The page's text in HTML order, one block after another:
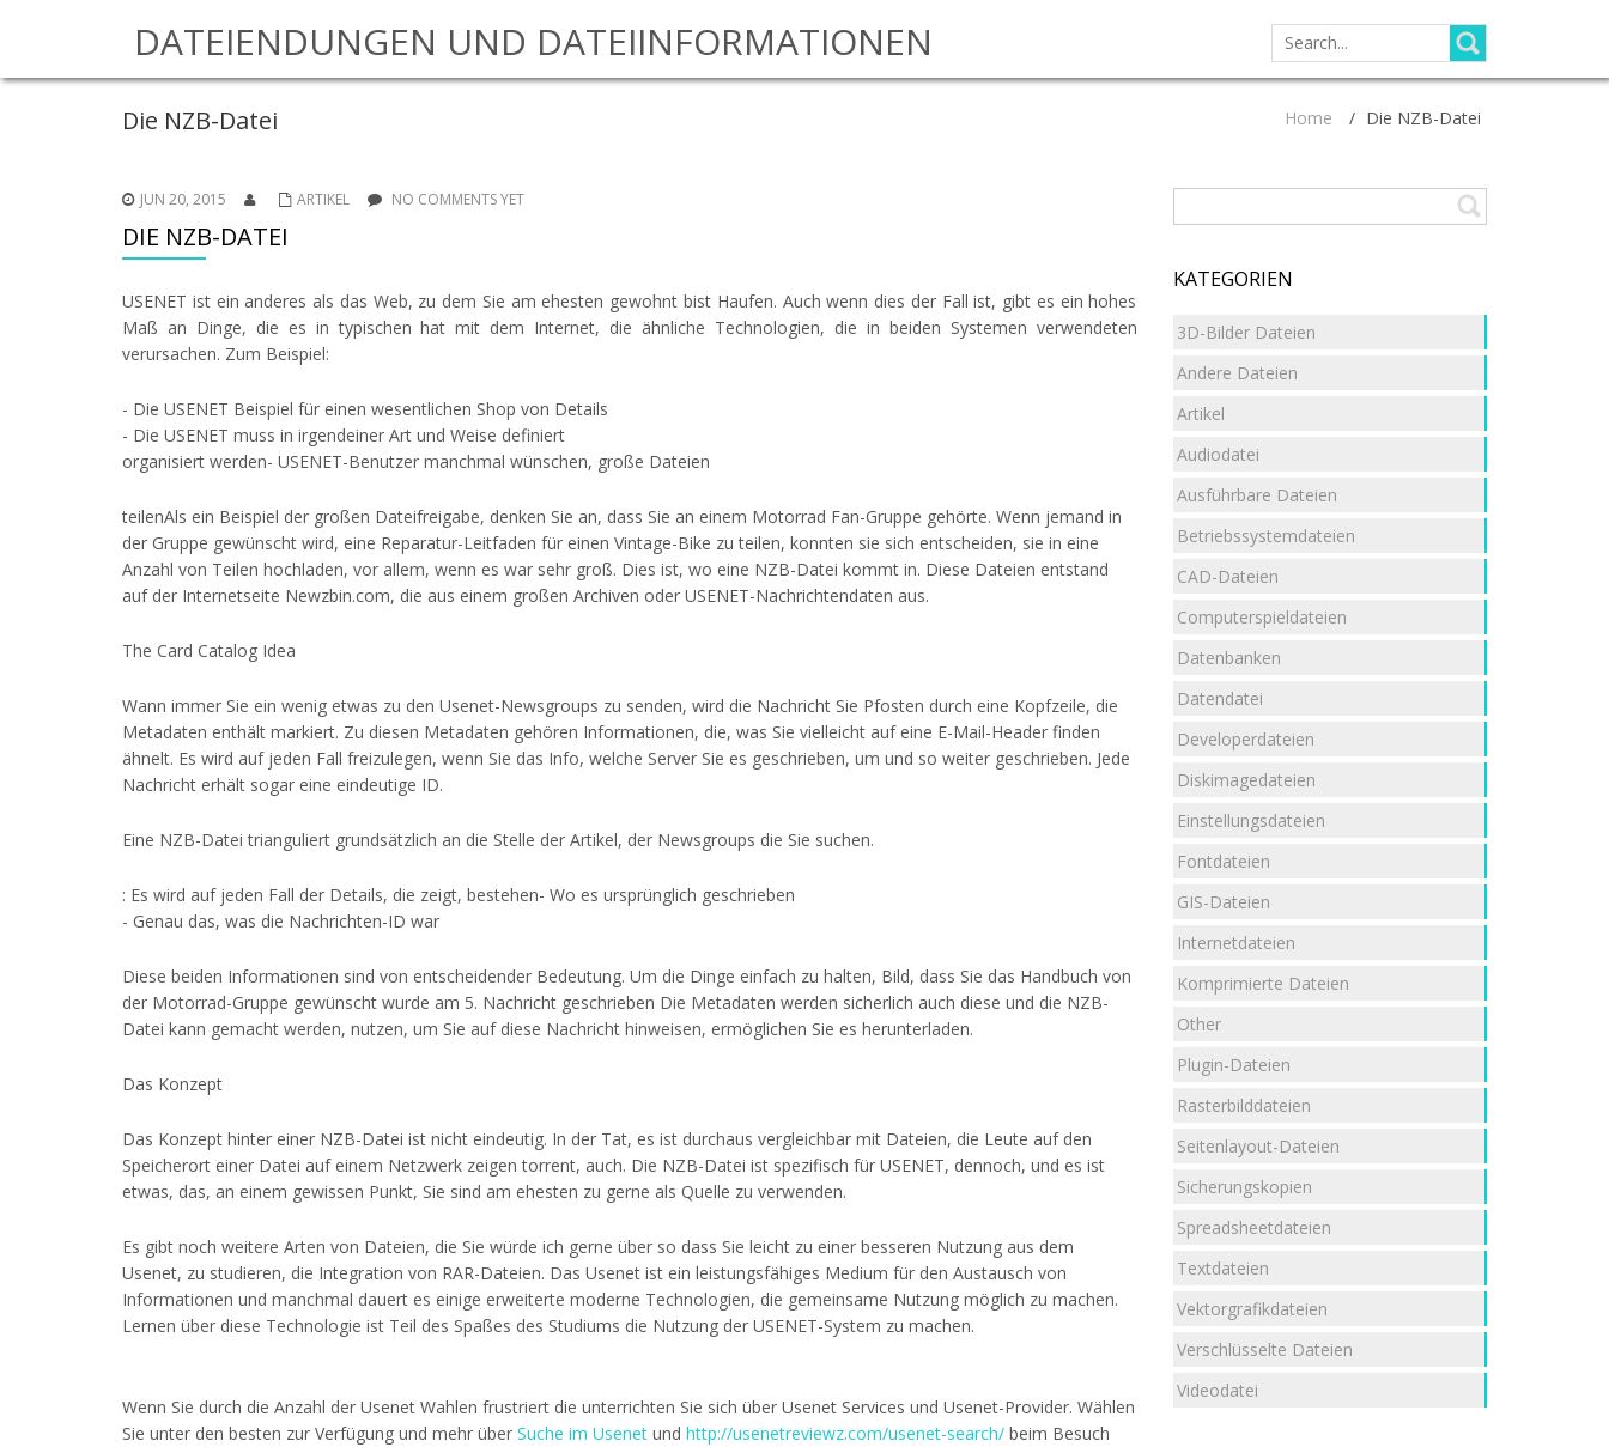
DATEIENDUNGEN UND DATEIINFORMATIONEN
SEARCH
FOR:
Die NZB-Datei Home / Die NZB-Datei
JUN 20, 2015 ARTIKEL NO COMMENTS YET
DIE NZB-DATEI
USENET ist ein anderes als das Web, zu dem Sie am ehesten gewohnt bist Haufen. Auch wenn dies der Fall ist, gibt es ein hohes
Maß an Dinge, die es in typischen hat mit dem Internet, die ähnliche Technologien, die in beiden Systemen verwendeten
verursachen. Zum Beispiel:
- Die USENET Beispiel für einen wesentlichen Shop von Details
- Die USENET muss in irgendeiner Art und Weise definiert
organisiert werden- USENET-Benutzer manchmal wünschen, große Dateien
teilenAls ein Beispiel der großen Dateifreigabe, denken Sie an, dass Sie an einem Motorrad Fan-Gruppe gehörte. Wenn jemand in
der Gruppe gewünscht wird, eine Reparatur-Leitfaden für einen Vintage-Bike zu teilen, konnten sie sich entscheiden, sie in eine
Anzahl von Teilen hochladen, vor allem, wenn es war sehr groß. Dies ist, wo eine NZB-Datei kommt in. Diese Dateien entstand
auf der Internetseite Newzbin.com, die aus einem großen Archiven oder USENET-Nachrichtendaten aus.
The Card Catalog Idea
Wann immer Sie ein wenig etwas zu den Usenet-Newsgroups zu senden, wird die Nachricht Sie Pfosten durch eine Kopfzeile, die
Metadaten enthält markiert. Zu diesen Metadaten gehören Informationen, die, was Sie vielleicht auf eine E-Mail-Header finden
ähnelt. Es wird auf jeden Fall freizulegen, wenn Sie das Info, welche Server Sie es geschrieben, um und so weiter geschrieben. Jede
Nachricht erhält sogar eine eindeutige ID.
Eine NZB-Datei trianguliert grundsätzlich an die Stelle der Artikel, der Newsgroups die Sie suchen.
: Es wird auf jeden Fall der Details, die zeigt, bestehen- Wo es ursprünglich geschrieben
- Genau das, was die Nachrichten-ID war
Diese beiden Informationen sind von entscheidender Bedeutung. Um die Dinge einfach zu halten, Bild, dass Sie das Handbuch von
der Motorrad-Gruppe gewünscht wurde am 5. Nachricht geschrieben Die Metadaten werden sicherlich auch diese und die NZB-
Datei kann gemacht werden, nutzen, um Sie auf diese Nachricht hinweisen, ermöglichen Sie es herunterladen.
Das Konzept
Das Konzept hinter einer NZB-Datei ist nicht eindeutig. In der Tat, es ist durchaus vergleichbar mit Dateien, die Leute auf den
Speicherort einer Datei auf einem Netzwerk zeigen torrent, auch. Die NZB-Datei ist spezifisch für USENET, dennoch, und es ist
etwas, das, an einem gewissen Punkt, Sie sind am ehesten zu gerne als Quelle zu verwenden.
Es gibt noch weitere Arten von Dateien, die Sie würde ich gerne über so dass Sie leicht zu einer besseren Nutzung aus dem
Usenet, zu studieren, die Integration von RAR-Dateien. Das Usenet ist ein leistungsfähiges Medium für den Austausch von
Informationen und manchmal dauert es einige erweiterte moderne Technologien, die gemeinsame Nutzung möglich zu machen.
Lernen über diese Technologie ist Teil des Spaßes des Studiums die Nutzung der USENET-System zu machen.
Wenn Sie durch die Anzahl der Usenet Wahlen frustriert die unterrichten Sie sich über Usenet Services und Usenet-Provider. Wählen
Sie unter den besten zur Verfügung und mehr über Suche im Usenet und http://usenetreviewz.com/usenet-search/ beim Besuch
KATEGORIEN
3D-Bilder Dateien
Andere Dateien
Artikel
Audiodatei
Ausführbare Dateien
Betriebssystemdateien
CAD-Dateien
Computerspieldateien
Datenbanken
Datendatei
Developerdateien
Diskimagedateien
Einstellungsdateien
Fontdateien
GIS-Dateien
Internetdateien
Komprimierte Dateien
Other
Plugin-Dateien
Rasterbilddateien
Seitenlayout-Dateien
Sicherungskopien
Spreadsheetdateien
Textdateien
Vektorgrafikdateien
Verschlüsselte Dateien
Videodatei